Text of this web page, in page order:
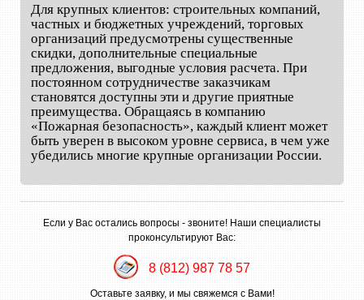
Для крупных клиентов: строительных компаний,
частных и бюджетных учреждений, торговых
организаций предусмотрены существенные
скидки, дополнительные специальные
предложения, выгодные условия расчета. При
постоянном сотрудничестве заказчикам
становятся доступны эти и другие приятные
преимущества. Обращаясь в компанию
«Пожарная безопасность», каждый клиент может
быть уверен в высоком уровне сервиса, в чем уже
убедились многие крупные организации России.
Если у Вас остались вопросы - звоните! Наши специалисты
проконсультируют Вас:
8 (812) 987 78 57
Оставьте заявку, и мы свяжемся с Вами!